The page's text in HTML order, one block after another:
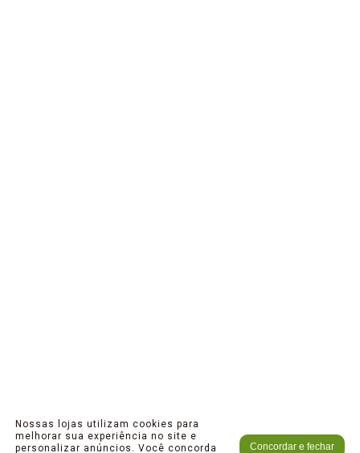
Nossas lojas utilizam cookies para
melhorar sua experiência no site e
personalizar anúncios. Você concorda
Concordar e fechar